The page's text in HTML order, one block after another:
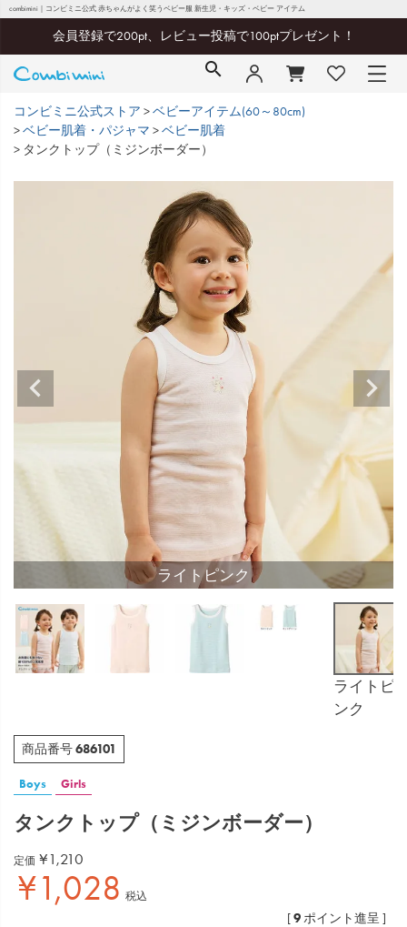
combimini｜コンビミニ公式 赤ちゃんがよく笑うベビー服 新生児・キッズ・ベビー アイテム
会員登録で200pt、レビュー投稿で100ptプレゼント！
コンビミニ公式ストア
ベビーアイテム(60～80cm)
ベビー肌着・パジャマ
ベビー肌着
タンクトップ（ミジンボーダー）
ライトピンク
ライトピ
ンク
商品番号686101
Boys Girls
タンクトップ（ミジンボーダー）
定価 ¥ 1,210
¥1,028 税込
[9ポイント進呈 ]